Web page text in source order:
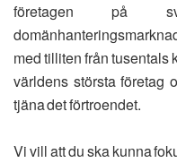
företagen på
med tilliten från tusentals
världens största företag
tjäna det förtroendet.
Vi vill att du ska kunna